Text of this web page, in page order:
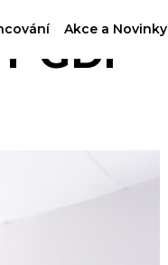
Akce a Novinky
GDi